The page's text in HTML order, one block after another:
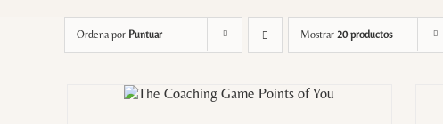
Ordena por Puntuar Mostrar 20 productos